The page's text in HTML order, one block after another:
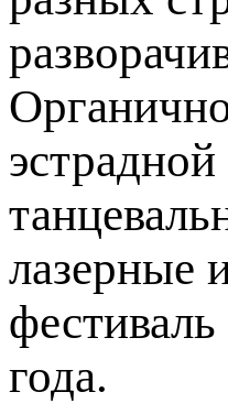
лазерные
года.